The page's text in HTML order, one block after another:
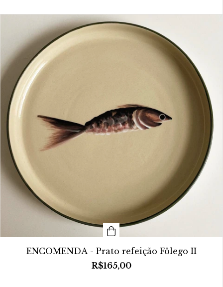
ENCOMENDA - Prato refeição Fôlego II
R$165,00